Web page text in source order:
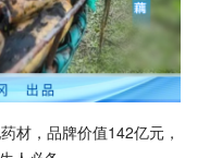
材，品牌价值142亿元，